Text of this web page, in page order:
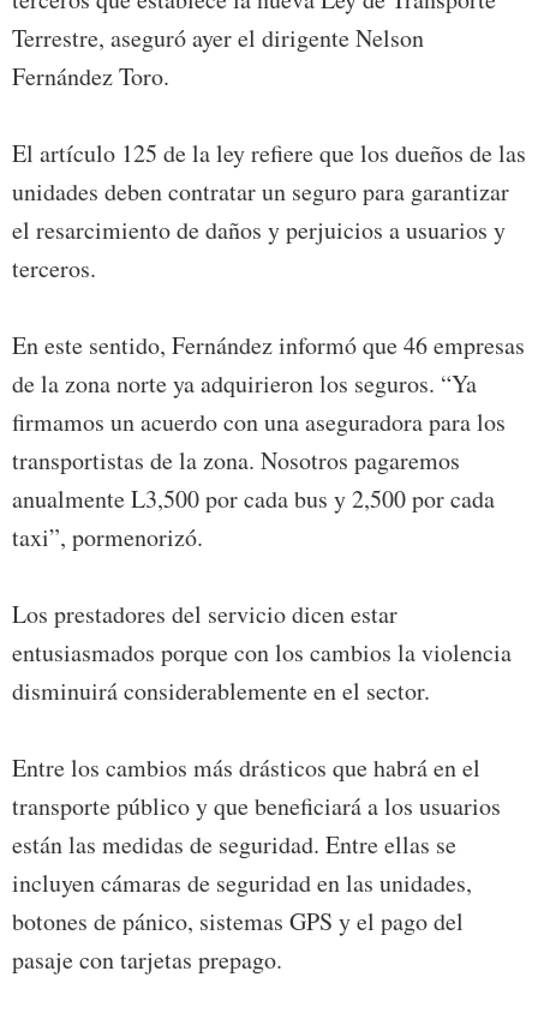
Terrestre, aseguró ayer el dirigente Nelson
Fernández Toro.
El artículo 125 de la ley refiere que los dueños de las
unidades deben contratar un seguro para garantizar
el resarcimiento de daños y perjuicios a usuarios y
terceros.
En este sentido, Fernández informó que 46 empresas
de la zona norte ya adquirieron los seguros. “Ya
firmamos un acuerdo con una aseguradora para los
transportistas de la zona. Nosotros pagaremos
anualmente L3,500 por cada bus y 2,500 por cada
taxi”, pormenorizó.
Los prestadores del servicio dicen estar
entusiasmados porque con los cambios la violencia
disminuirá considerablemente en el sector.
Entre los cambios más drásticos que habrá en el
transporte público y que beneficiará a los usuarios
están las medidas de seguridad. Entre ellas se
incluyen cámaras de seguridad en las unidades,
botones de pánico, sistemas GPS y el pago del
pasaje con tarjetas prepago.